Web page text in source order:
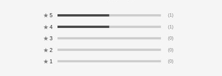
★ 5 (1)
★ 4 (1)
★ 3 (0)
★ 2 (0)
★ 1 (0)